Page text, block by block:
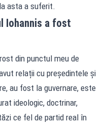
asta a suferit.
Iohannis a fost
din punctul meu de
relații cu președintele și
au fost la guvernare, este
ideologic, doctrinar,
ce fel de partid real în